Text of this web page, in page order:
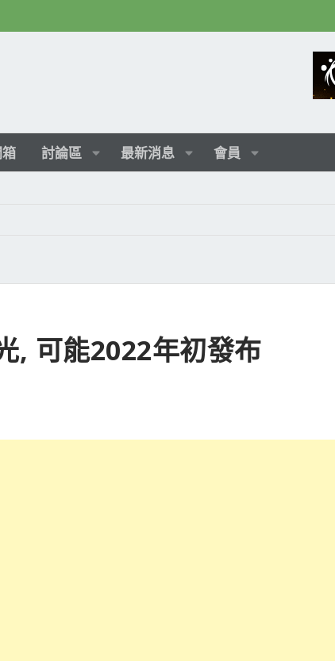
討論區 最新消息 會員
可能2022年初發布